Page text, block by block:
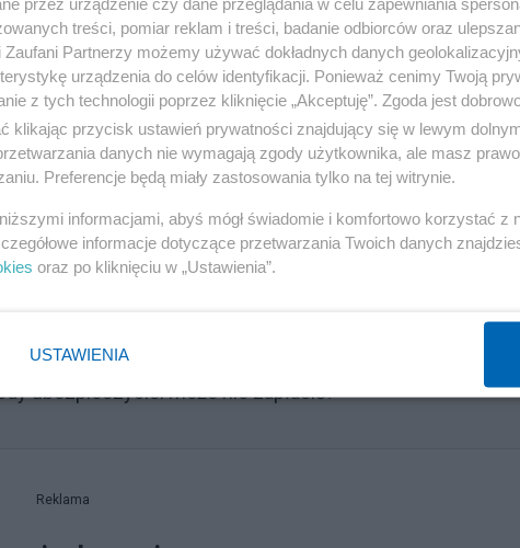
realizować, kluczowe jest zapraszanie uczelni do tego,
praktyki antymobbingowe, wypełniały ankietę
diagnozowały najlepsze praktyki i promowały je wśród
Ustroju Pracy i Rynku Pracy Uniwersytetu
mają rozwinięte systemy ochrony, tak jak te
ubezpieczyciel może nie zapłacić?
Reklama
treści, pomiar reklam i treści, badanie odbiorców oraz
Partnerzy możemy używać dokładnych danych
urządzenia do celów identyfikacji. Ponieważ cenimy Twoją
z tych technologii poprzez kliknięcie „Akceptuję”. Zgoda jest
klikając przycisk ustawień prywatności znajdujący się w lewym
danych nie wymagają zgody użytkownika, ale masz
Preferencje będą miały zastosowania tylko na tej witrynie.
informacjami, abyś mógł świadomie i komfortowo korzystać z
informacje dotyczące przetwarzania Twoich danych
oraz po kliknięciu w „Ustawienia”.
USTAWIENIA